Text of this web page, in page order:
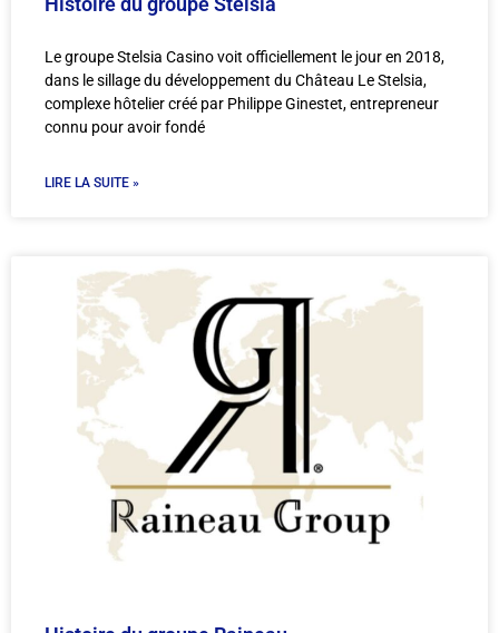
Le groupe Stelsia Casino voit officiellement le jour en 2018,
dans le sillage du développement du Château Le Stelsia,
complexe hôtelier créé par Philippe Ginestet, entrepreneur
connu pour avoir fondé
LIRE LA SUITE »